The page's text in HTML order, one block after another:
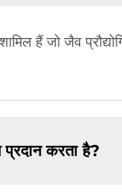
हैं जो जैव
प्रदान करता है?